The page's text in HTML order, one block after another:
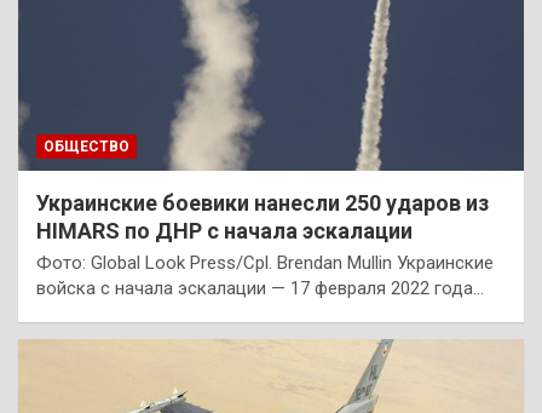
ОБЩЕСТВО
Украинские боевики нанесли 250 ударов из
HIMARS по ДНР с начала эскалации
Фото: Global Look Press/Cpl. Brendan Mullin Украинские
войска с начала эскалации — 17 февраля 2022 года…